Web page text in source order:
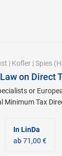
| Kofler| Spies
on Direct
or
Minimum Tax
In LinDa
ab 71,00 €